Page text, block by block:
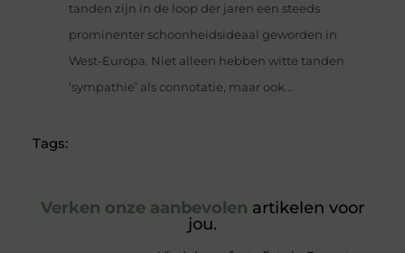
tanden zijn in de loop der jaren een steeds
prominenter schoonheidsideaal geworden in
West-Europa. Niet alleen hebben witte tanden
‘sympathie’ als connotatie, maar ook...
Tags:
Verken onze aanbevolen artikelen voor
jou.